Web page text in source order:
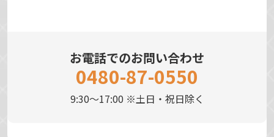
お電話でのお問い合わせ
0480-87-0550
9:30～17:00 ※土日・祝日除く